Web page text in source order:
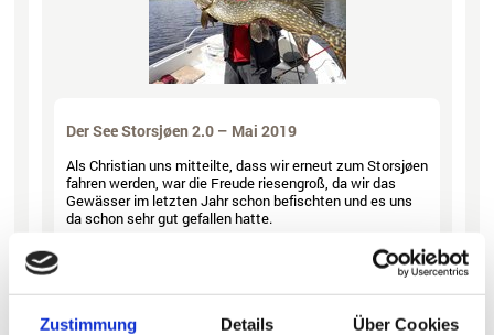
Zustimmung Details Über Cookies
Der See Storsjøen 2.0 – Mai 2019
Als Christian uns mitteilte, dass wir erneut zum Storsjøen
fahren werden, war die Freude riesengroß, da wir das
Gewässer im letzten Jahr schon befischten und es uns
da schon sehr gut gefallen hatte.
Bericht lesen